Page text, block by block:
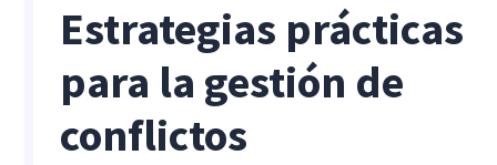
Estrategias prácticas
para la gestión de
conflictos